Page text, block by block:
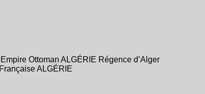
Ottoman ALGÉRIE Régence d’Alger
ALGÉRIE